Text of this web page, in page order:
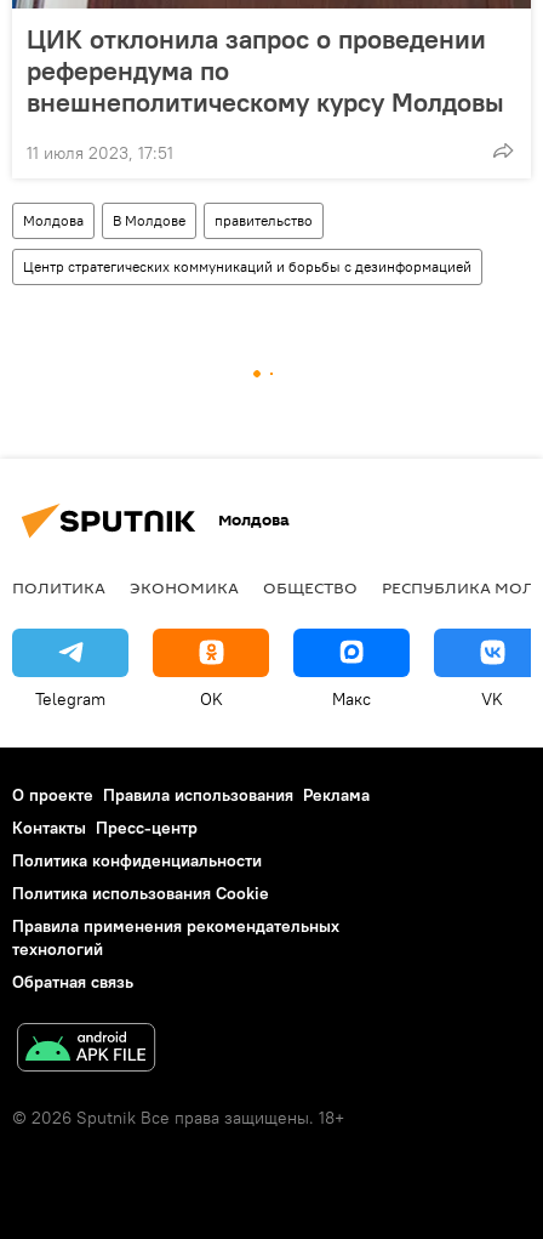
ЦИК отклонила запрос о проведении
референдума по
внешнеполитическому курсу Молдовы
11 июля 2023, 17:51
Молдова В Молдове правительство
Центр стратегических коммуникаций и борьбы с дезинформацией
Молдова
ПОЛИТИКА ЭКОНОМИКА ОБЩЕСТВО РЕСПУБЛИКА
Telegram OK Макс VK
О проекте Правила использования Реклама
Контакты Пресс-центр
Политика конфиденциальности
Политика использования Cookie
Правила применения рекомендательных
технологий
Обратная связь
© 2026 Sputnik Все права защищены. 18+